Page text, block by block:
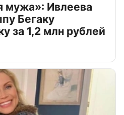
мужа»: Ивлеева
Бегаку
за 1,2 млн рублей